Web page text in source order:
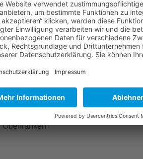
powered byUsercentrics
Platform&
Oberfranken